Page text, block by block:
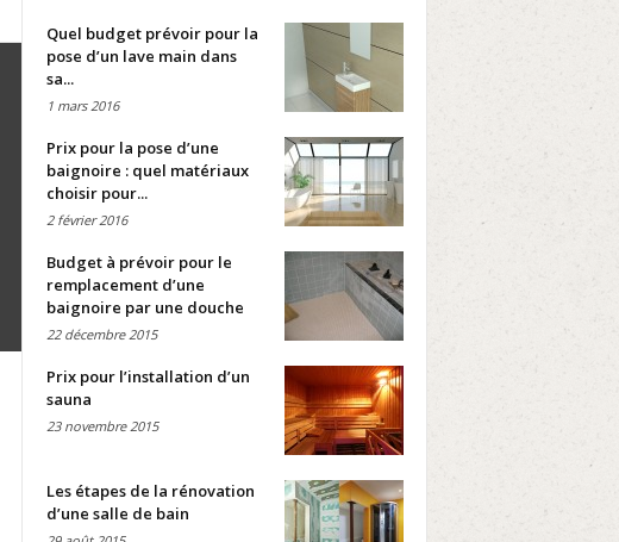
Quel budget prévoir pour la
pose d’un lave main dans
sa...
1 mars 2016
Prix pour la pose d’une
baignoire : quel matériaux
choisir pour...
2 février 2016
Budget à prévoir pour le
remplacement d’une
baignoire par une douche
22 décembre 2015
Prix pour l’installation d’un
sauna
23 novembre 2015
Les étapes de la rénovation
d’une salle de bain